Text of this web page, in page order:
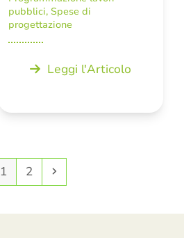
pubblici, Spese di
progettazione
Leggi l'Articolo
Pagina
1 Pagina
2